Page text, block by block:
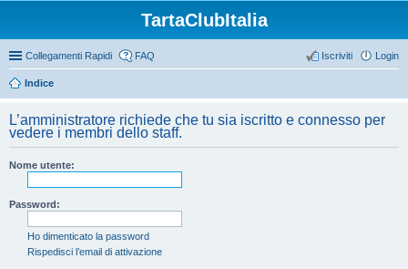
TartaClubItalia
Collegamenti Rapidi FAQ Login
Iscriviti
Indice
L’amministratore richiede che tu sia iscritto e connesso per
vedere i membri dello staff.
Nome utente:
Password:
Ho dimenticato la password
Rispedisci l’email di attivazione